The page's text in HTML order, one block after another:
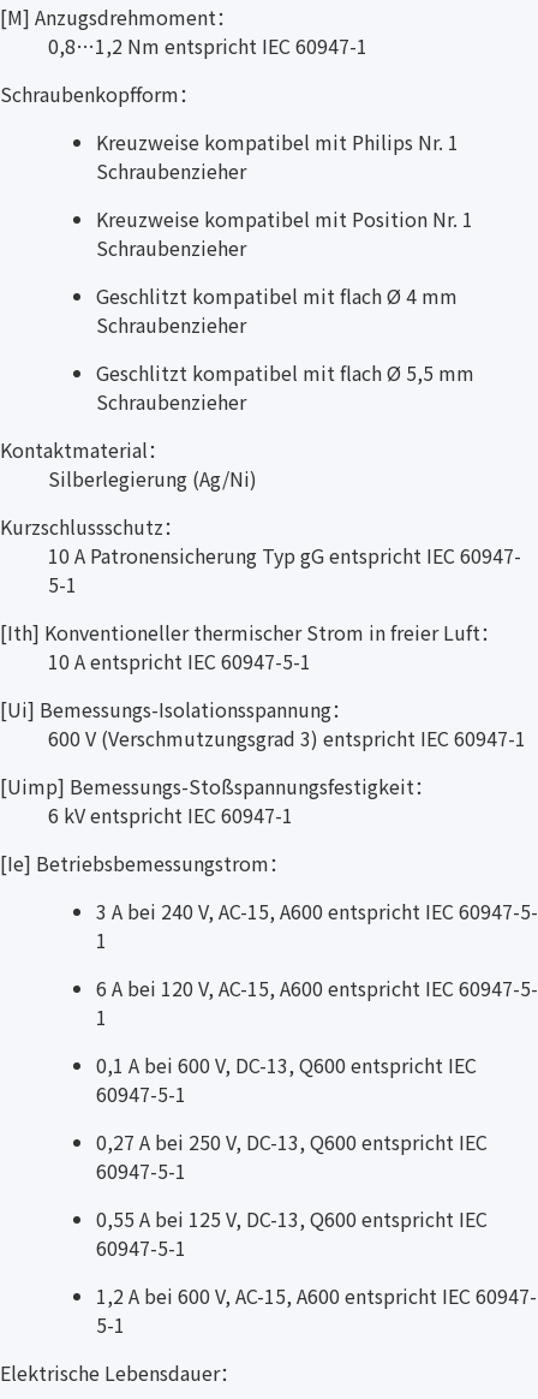
[M] Anzugsdrehmoment：
0,8…1,2 Nm entspricht IEC 60947-1
Schraubenkopfform：
Kreuzweise kompatibel mit Philips Nr. 1
Schraubenzieher
Kreuzweise kompatibel mit Position Nr. 1
Schraubenzieher
Geschlitzt kompatibel mit flach Ø 4 mm
Schraubenzieher
Geschlitzt kompatibel mit flach Ø 5,5 mm
Schraubenzieher
Kontaktmaterial：
Silberlegierung (Ag/Ni)
Kurzschlussschutz：
10 A Patronensicherung Typ gG entspricht IEC 60947-
5-1
[Ith] Konventioneller thermischer Strom in freier Luft：
10 A entspricht IEC 60947-5-1
[Ui] Bemessungs-Isolationsspannung：
600 V (Verschmutzungsgrad 3) entspricht IEC 60947-1
[Uimp] Bemessungs-Stoßspannungsfestigkeit：
6 kV entspricht IEC 60947-1
[Ie] Betriebsbemessungstrom：
3 A bei 240 V, AC-15, A600 entspricht IEC 60947-5-
1
6 A bei 120 V, AC-15, A600 entspricht IEC 60947-5-
1
0,1 A bei 600 V, DC-13, Q600 entspricht IEC
60947-5-1
0,27 A bei 250 V, DC-13, Q600 entspricht IEC
60947-5-1
0,55 A bei 125 V, DC-13, Q600 entspricht IEC
60947-5-1
1,2 A bei 600 V, AC-15, A600 entspricht IEC 60947-
5-1
Elektrische Lebensdauer：